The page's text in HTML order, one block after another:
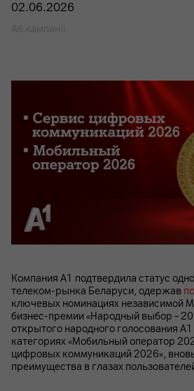
02.06.2026
Компания А1 подтвердила статус
телеком-рынка Беларуси, одержав
ключевых номинациях независимой
бизнес-премии «Народный выбор –
открытого народного голосования
категориях «Мобильный оператор
цифровых коммуникаций 2026»,
преимущества в глазах